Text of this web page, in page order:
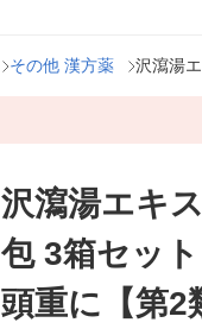
その他 漢方薬 沢瀉湯
沢瀉湯エキ
包 3箱セッ
頭重に【第2